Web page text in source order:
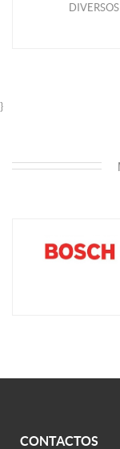
DIVERSOS
}
CONTACTOS